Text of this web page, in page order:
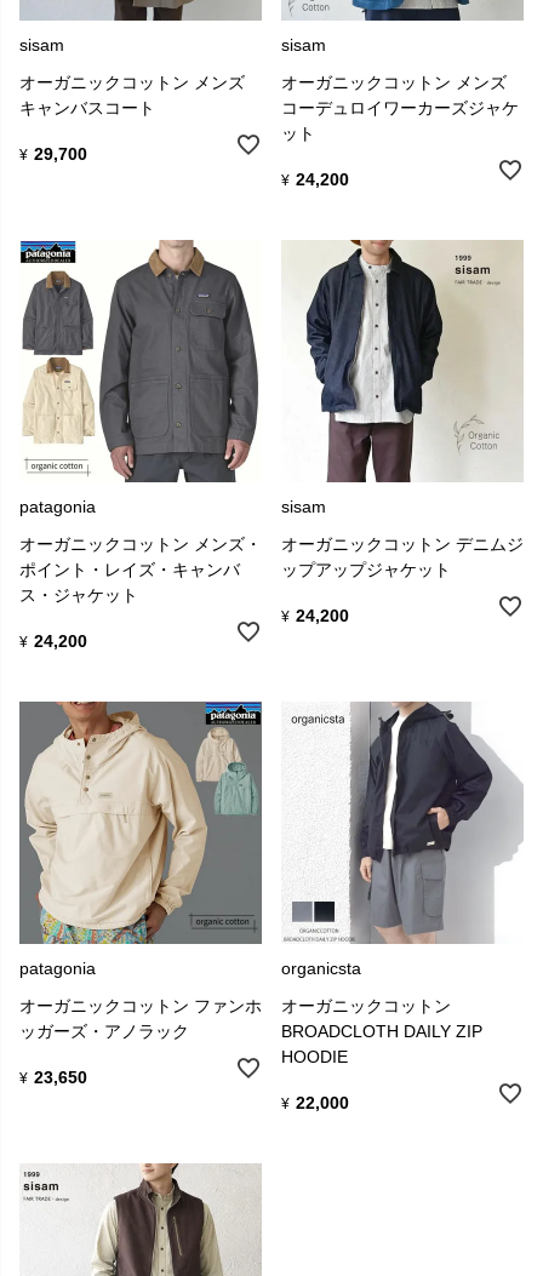
sisam
オーガニックコットン メンズ
キャンバスコート
¥ 29,700
sisam
オーガニックコットン メンズ
コーデュロイワーカーズジャケ
ット
¥ 24,200
patagonia
オーガニックコットン メンズ・
ポイント・レイズ・キャンバ
ス・ジャケット
¥ 24,200
sisam
オーガニックコットン デニムジ
ップアップジャケット
¥ 24,200
patagonia
オーガニックコットン ファンホ
ッガーズ・アノラック
¥ 23,650
organicsta
オーガニックコットン
BROADCLOTH DAILY ZIP
HOODIE
¥ 22,000